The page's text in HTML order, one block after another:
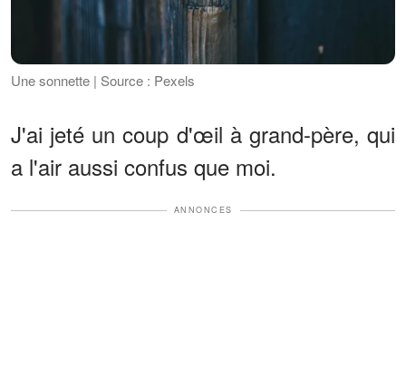
Une sonnette | Source : Pexels
J'ai jeté un coup d'œil à grand-père, qui
a l'air aussi confus que moi.
ANNONCES